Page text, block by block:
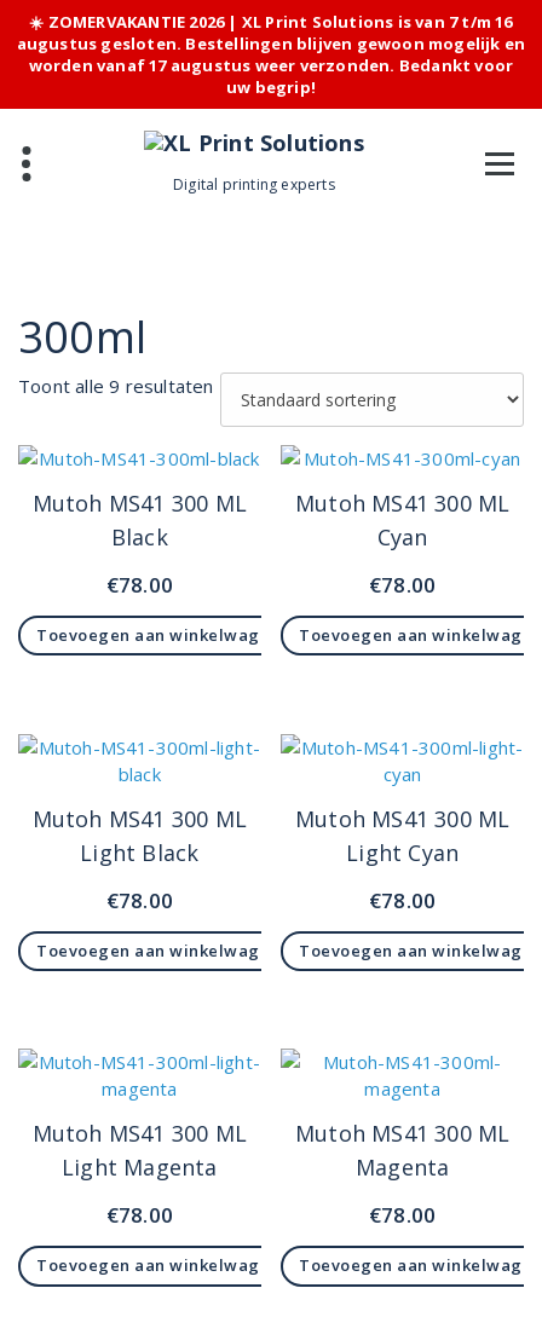
☀️ ZOMERVAKANTIE 2026 | XL Print Solutions is van 7 t/m 16
augustus gesloten. Bestellingen blijven gewoon mogelijk en
worden vanaf 17 augustus weer verzonden. Bedankt voor
uw begrip!
content
Digital printing experts
300ml
Toont alle 9 resultaten
Mutoh MS41 300 ML
Black
€78.00
Toevoegen aan winkelwagen
Mutoh MS41 300 ML
Cyan
€78.00
Toevoegen aan winkelwagen
Mutoh MS41 300 ML
Light Black
€78.00
Toevoegen aan winkelwagen
Mutoh MS41 300 ML
Light Cyan
€78.00
Toevoegen aan winkelwagen
Mutoh MS41 300 ML
Light Magenta
€78.00
Toevoegen aan winkelwagen
Mutoh MS41 300 ML
Magenta
€78.00
Toevoegen aan winkelwagen